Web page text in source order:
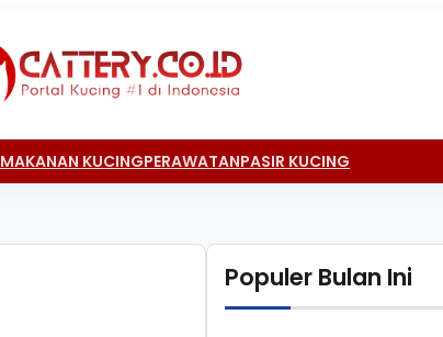
MAKANAN KUCINGPERAWATANPASIR KUCING
Populer Bulan Ini